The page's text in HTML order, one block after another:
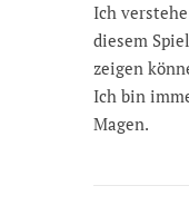
Ich
diesem
zeigen
Ich bin
Magen.